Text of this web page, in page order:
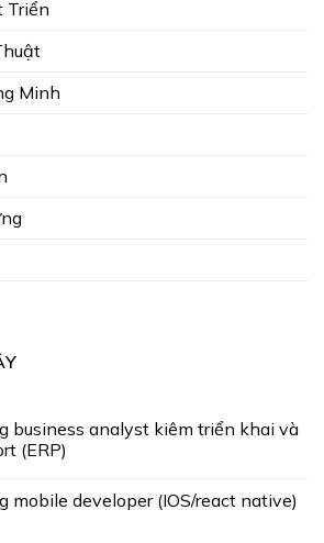
Triển
Minh
business analyst kiêm triển khai và
(ERP)
mobile developer (IOS/react native)